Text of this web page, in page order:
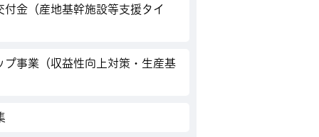
金（産地基幹施設等支援タイ
プ事業（収益性向上対策・生産基